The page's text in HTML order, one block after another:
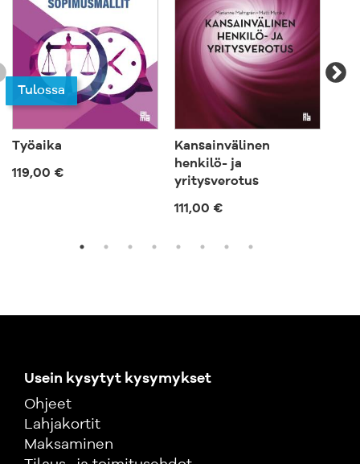
Tulossa
Työaika
119,00 €
Kansainvälinen
henkilö- ja
yritysverotus
111,00 €
Usein kysytyt kysymykset
Ohjeet
Lahjakortit
Maksaminen